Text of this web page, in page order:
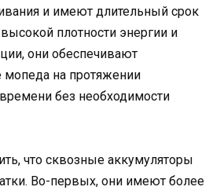
и имеют длительный срок
плотности энергии и
они обеспечивают
мопеда на протяжении
без необходимости
что сквозные аккумуляторы
Во-первых, они имеют более